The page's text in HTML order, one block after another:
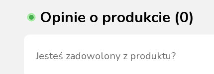
Opinie o produkcie (0)
Jesteś zadowolony z produktu?